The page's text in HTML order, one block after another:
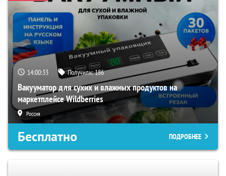
14:00:32 Получили:186
Вакууматор для сухих и влажных продуктов на
маркетплейсе Wildberries
Россия
Бесплатно ПОДРОБНЕЕ